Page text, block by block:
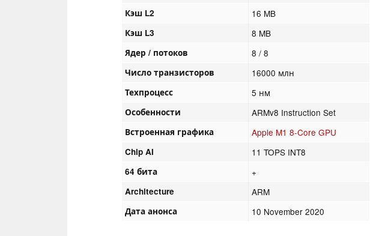
Кэш L2 16 MB
Кэш L3 8 MB
Ядер / потоков 8 / 8
Число транзисторов 16000 млн
Техпроцесс 5 нм
Особенности ARMv8 Instruction Set
Встроенная графика Apple M1 8-Core GPU
Chip AI 11 TOPS INT8
64 бита +
Architecture ARM
Дата анонса 10 November 2020